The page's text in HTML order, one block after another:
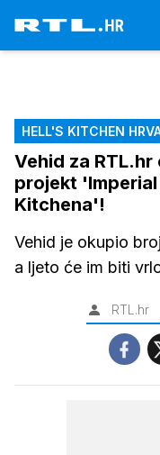
HELL'S KITCHEN
Vehid za
projekt
Kitchena'!
Vehid je okupio
a ljeto će im biti
RTL.hr